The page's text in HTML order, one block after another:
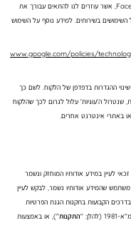
שימוש ב- Google Analytics ו/או שימוש בכלים של חברת Facebook, אשר עוזרים לנו להתאים עבורך את
השימושים בשירותים. למידע נוסף על השימוש
www.google.com/policies/
שינוי ההגדרות בדפדפן של הלקוח. לשם כך
שנטרול ה'עוגיות' עלול לגרום לכך שהלקוח
באתרי אינטרנט אחרים.
לעיין במידע אודותיו המוחזק ונשמר
שהמידע אודותיו נשמר, לבקש לעיין
הקבועות בתקנות הגנת הפרטיות
"
התקנות"), או באמצעות